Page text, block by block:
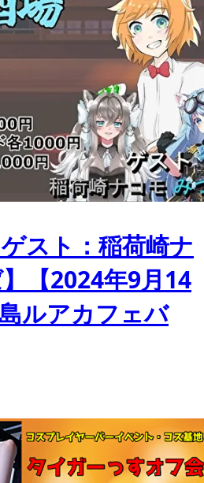
スト：稲荷崎ナ
【2024年9月14
ルアカフェバ